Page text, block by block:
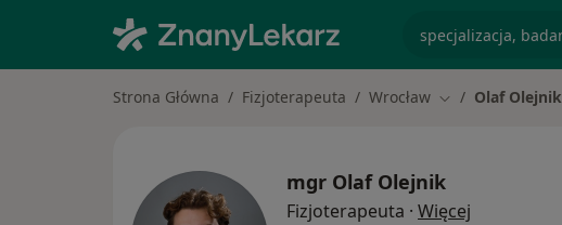
Strona Główna Fizjoterapeuta Wrocław Zmień miasto
Olaf Olejnik
mgr Olaf Olejnik
Fizjoterapeuta · Więcej